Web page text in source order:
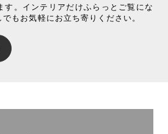
す。インテリアだけふらっとご覧にな
もお気軽にお立ち寄りください。